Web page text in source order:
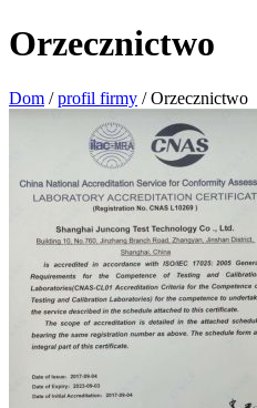
Orzecznictwo
Dom /profil firmy /Orzecznictwo